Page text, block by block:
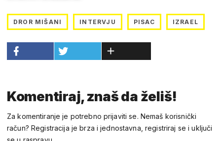
DROR MIŠANI INTERVJU PISAC IZRAEL
Komentiraj, znaš da želiš!
Za komentiranje je potrebno prijaviti se. Nemaš korisnički
račun? Registracija je brza i jednostavna, registriraj se i uključi